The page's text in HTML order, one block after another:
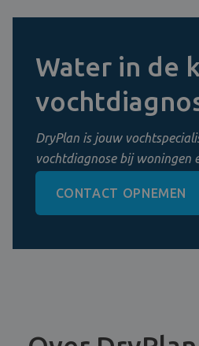
Water in de
DryPlan is jouw
vochtdiagnose bij woningen
CONTACT OPNEMEN